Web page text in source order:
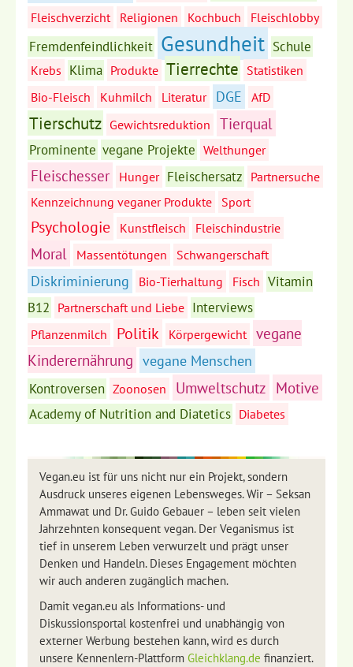
Fleischverzicht Religionen Kochbuch Fleischlobby
Fremdenfeindlichkeit Gesundheit Schule
Krebs Klima Produkte Tierrechte Statistiken
Bio-Fleisch
Kuhmilch Literatur DGE AfD
Tierschutz Gewichtsreduktion Tierqual
Prominente vegane Projekte Welthunger
Fleischesser Hunger Fleischersatz Partnersuche
Kennzeichnung veganer Produkte
Sport
Psychologie Kunstfleisch Fleischindustrie
Moral Massentötungen Schwangerschaft
Diskriminierung Bio-Tierhaltung Fisch Vitamin
B12 Partnerschaft und Liebe Interviews
Pflanzenmilch Politik Körpergewicht vegane
Kinderernährung vegane Menschen
Kontroversen Zoonosen Umweltschutz Motive
Academy of Nutrition and Diatetics Diabetes
Vegan.eu ist für uns nicht nur ein Projekt, sondern
Ausdruck unseres eigenen Lebensweges. Wir – Seksan
Ammawat und Dr. Guido Gebauer – leben seit vielen
Jahrzehnten konsequent vegan. Der Veganismus ist
tief in unserem Leben verwurzelt und prägt unser
Denken und Handeln. Dieses Engagement möchten
wir auch anderen zugänglich machen.
Damit vegan.eu als Informations- und
Diskussionsportal kostenfrei und unabhängig von
externer Werbung bestehen kann, wird es durch
unsere Kennenlern-Plattform Gleichklang.de finanziert.